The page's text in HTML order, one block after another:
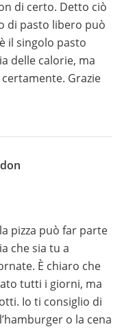
di certo. Detto ciò
di pasto libero può
il singolo pasto
delle calorie, ma
Grazie
pizza può far parte
che sia tu a
È chiaro che
tutti i giorni, ma
Io ti consiglio di
o la cena